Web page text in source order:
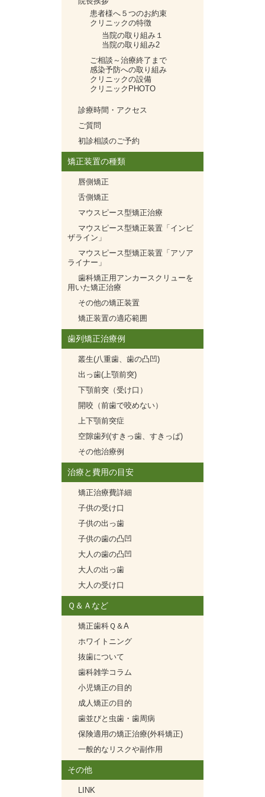
患者様へ５つのお約束
クリニックの特徴
当院の取り組み１
当院の取り組み2
ご相談～治療終了まで
感染予防への取り組み
クリニックの設備
クリニックPHOTO
診療時間・アクセス
ご質問
初診相談のご予約
矯正装置の種類
唇側矯正
舌側矯正
マウスピース型矯正治療
マウスピース型矯正装置「インビ
ザライン」
マウスピース型矯正装置「アソア
ライナー」
歯科矯正用アンカースクリューを
用いた矯正治療
その他の矯正装置
矯正装置の適応範囲
歯列矯正治療例
叢生(八重歯、歯の凸凹)
出っ歯(上顎前突)
下顎前突（受け口）
開咬（前歯で咬めない）
上下顎前突症
空隙歯列(すきっ歯、すきっぱ)
その他治療例
治療と費用の目安
矯正治療費詳細
子供の受け口
子供の出っ歯
子供の歯の凸凹
大人の歯の凸凹
大人の出っ歯
大人の受け口
Ｑ＆Ａなど
矯正歯科Ｑ＆A
ホワイトニング
抜歯について
歯科雑学コラム
小児矯正の目的
成人矯正の目的
歯並びと虫歯・歯周病
保険適用の矯正治療(外科矯正)
一般的なリスクや副作用
その他
LINK